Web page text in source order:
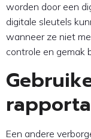
worden door een
digitale sleutels
wanneer ze niet
controle en gemak
Een andere